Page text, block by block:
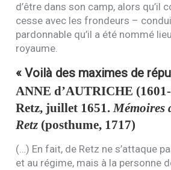
d’être dans son camp, alors qu’il
cesse avec les frondeurs –
pardonnable qu’il a été nommé
royaume.
« Voilà des maximes de
ANNE d’AUTRICHE
Retz, juillet 1651. Mémoires
Retz (posthume, 1717)
(…) En fait, de Retz ne s’attaque
et au régime, mais à la personne